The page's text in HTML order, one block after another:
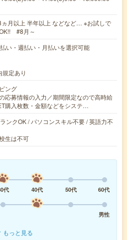
月以上 半年以上 などなど… ※お試しで
#8月～
・週払い・月払いを選択可能
規定あり
ング
応募情報の入力／期間限定なので高時給
購入枚数・金額などをシステ…
ンクOK / パソコンスキル不要 / 英語力不
生は不可
代 40代 50代
60代
男性
もっと見る